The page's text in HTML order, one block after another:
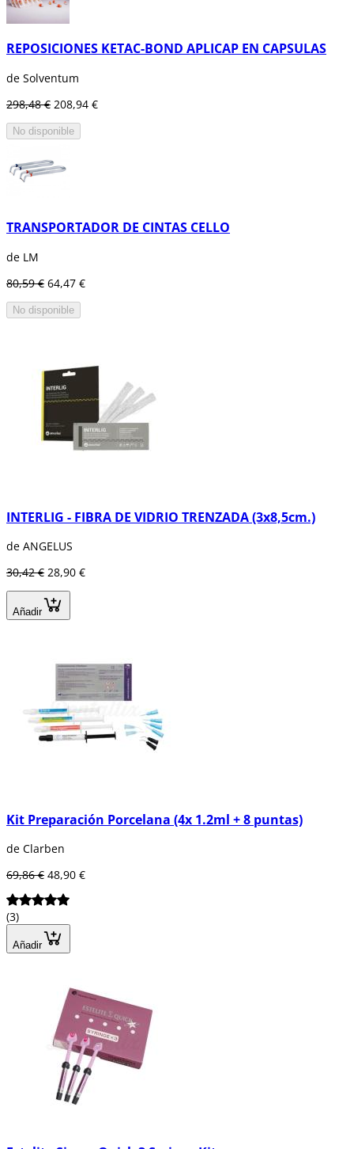
REPOSICIONES KETAC-BOND APLICAP EN CAPSULAS
de Solventum
298,48 € 208,94 €
No disponible
TRANSPORTADOR DE CINTAS CELLO
de LM
80,59 € 64,47 €
No disponible
INTERLIG - FIBRA DE VIDRIO TRENZADA (3x8,5cm.)
de ANGELUS
30,42 € 28,90 €
Añadir
Kit Preparación Porcelana (4x 1.2ml + 8 puntas)
de Clarben
69,86 € 48,90 €
(3)
Añadir